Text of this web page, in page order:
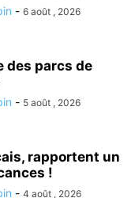
- 6 août , 2026
des parcs de
- 5 août , 2026
rapportent un
!
- 4 août , 2026